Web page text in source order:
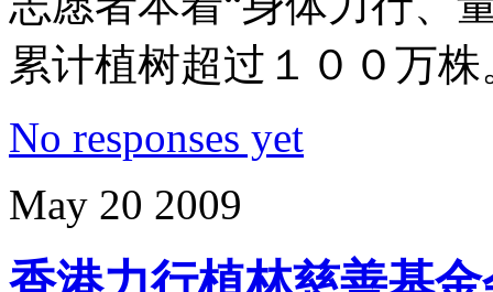
累计植树超过１００万株
No responses yet
May 20 2009